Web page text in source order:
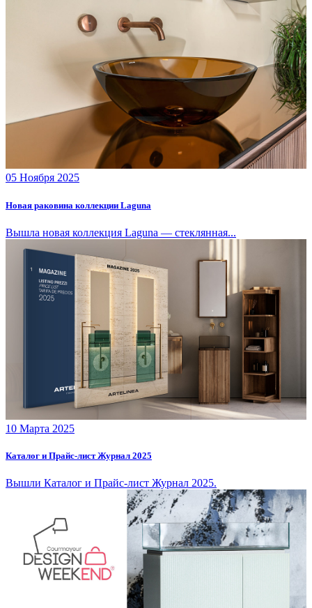
05 Ноября 2025
Новая раковина коллекции Laguna
Вышла новая коллекция Laguna — стеклянная...
10 Марта 2025
Каталог и Прайс-лист Журнал 2025
Вышли Каталог и Прайс-лист Журнал 2025.